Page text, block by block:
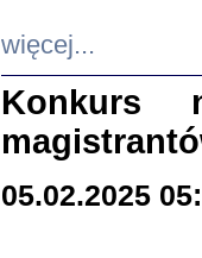
więcej...
Konkurs
05.02.2025